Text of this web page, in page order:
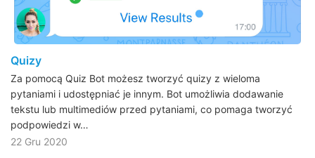
Quizy
Za pomocą Quiz Bot możesz tworzyć quizy z wieloma
pytaniami i udostępniać je innym. Bot umożliwia dodawanie
tekstu lub multimediów przed pytaniami, co pomaga tworzyć
podpowiedzi w…
22 Gru 2020